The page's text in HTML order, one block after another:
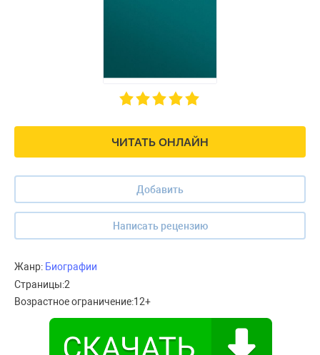
ЧИТАТЬ ОНЛАЙН
Добавить
Написать рецензию
Жанр: Биографии
Страницы:2
Возрастное ограничение:12+